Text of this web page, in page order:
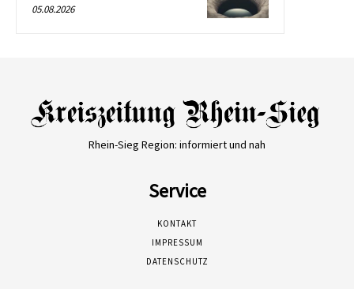
05.08.2026
Rhein-Sieg Region: informiert und nah
Service
KONTAKT
IMPRESSUM
DATENSCHUTZ